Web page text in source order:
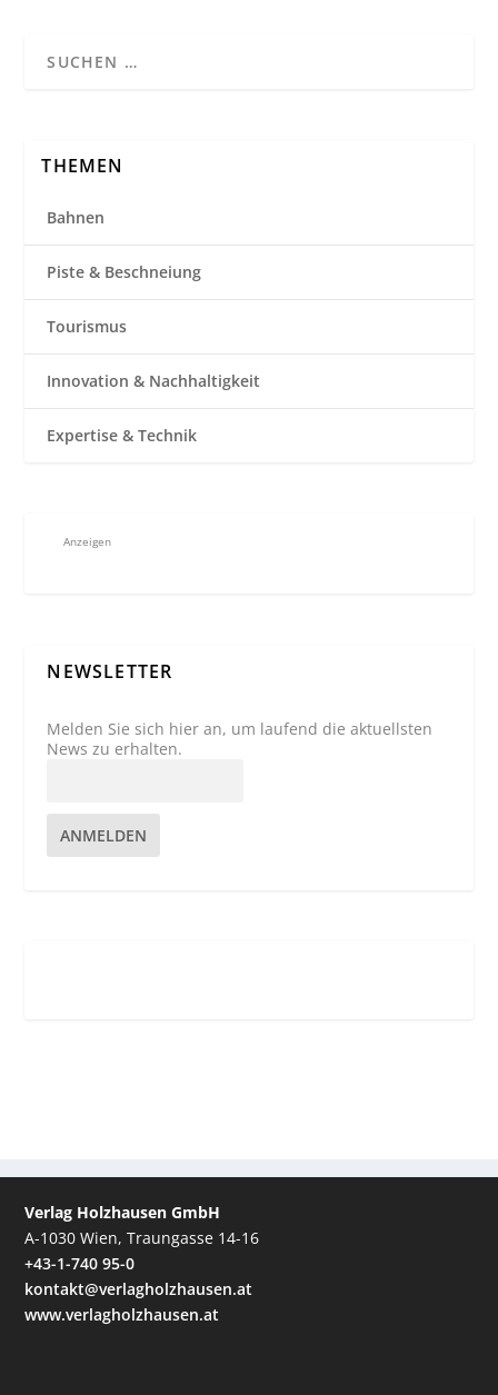
THEMEN
Bahnen
Piste & Beschneiung
Tourismus
Innovation & Nachhaltigkeit
Expertise & Technik
Anzeigen
NEWSLETTER
Melden Sie sich hier an, um laufend die aktuellsten
News zu erhalten.
ANMELDEN
Verlag Holzhausen GmbH
A-1030 Wien, Traungasse 14-16
+43-1-740 95-0
kontakt@verlagholzhausen.at
www.verlagholzhausen.at